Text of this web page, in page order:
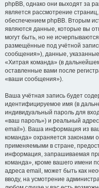
phpBB, однако они выходят за
является рассмотрение
обеспечением phpBB. Вторым
являются данные, которые вы
могут быть, но не
размещённые под учётной
сообщения»), данные,
«Хитрая команда» (в
оставленные вами после
«ваши сообщения»).
Ваша учётная запись будет
идентифицируемое имя (в
индивидуальный пароль для
«ваш пароль») и реальный
email»). Ваша информация из
команда» охраняется
применяемыми в стране,
информация, запрашиваемая
команда», кроме вашего имени
адреса email, может быть как
вводу, на усмотрение